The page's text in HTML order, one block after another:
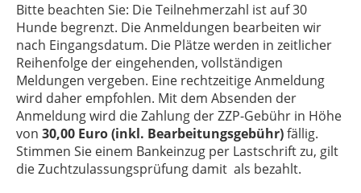
Bitte beachten Sie: Die Teilnehmerzahl ist auf 30
Hunde begrenzt. Die Anmeldungen bearbeiten wir
nach Eingangsdatum. Die Plätze werden in zeitlicher
Reihenfolge der eingehenden, vollständigen
Meldungen vergeben. Eine rechtzeitige Anmeldung
wird daher empfohlen. Mit dem Absenden der
Anmeldung wird die Zahlung der ZZP-Gebühr in Höhe
von 30,00 Euro (inkl. Bearbeitungsgebühr)fällig.
Stimmen Sie einem Bankeinzug per Lastschrift zu, gilt
die Zuchtzulassungsprüfung damit als bezahlt.